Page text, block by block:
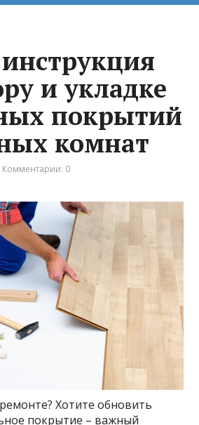
и укладке
покрытий
комнат
Комментарии: 0
Хотите обновить
покрытие – важный